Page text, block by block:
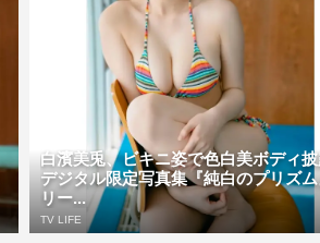
白濱美兎、ビキニ姿で色白美ボディ
デジタル限定写真集『純白のプリズ
リー...
TV LIFE